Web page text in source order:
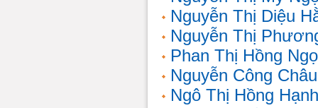
Nguyễn Thị Diệu
Nguyễn Thị
Phan Thị Hồng
Nguyễn Công Châu
Ngô Thị Hồng Hạnh